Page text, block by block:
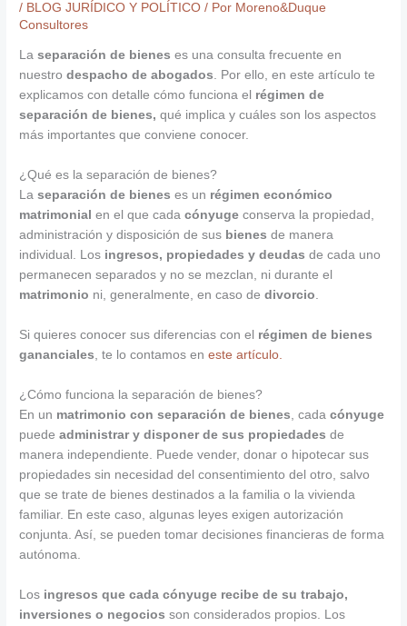
/ BLOG JURÍDICO Y POLÍTICO / Por Moreno&Duque
Consultores
La separación de bienes es una consulta frecuente en
nuestrodespacho de abogados. Por ello, en este artículo te
explicamos con detalle cómo funciona el régimen de
separación de bienes, qué implica y cuáles son los aspectos
más importantes que conviene conocer.
¿Qué es la separación de bienes?
La separación de bienes es un régimen económico
matrimonial en el que cadacónyuge conserva la propiedad,
administración y disposición de sus bienes de manera
individual. Los ingresos, propiedades y deudas de cada uno
permanecen separados y no se mezclan, ni durante el
matrimonio ni, generalmente, en caso dedivorcio.
Si quieres conocer sus diferencias con el régimen de bienes
gananciales, te lo contamos eneste artículo.
¿Cómo funciona la separación de bienes?
En un matrimonio con separación de bienes, cadacónyuge
puedeadministrar y disponer de sus propiedades de
manera independiente. Puede vender, donar o hipotecar sus
propiedades sin necesidad del consentimiento del otro, salvo
que se trate de bienes destinados a la familia o la vivienda
familiar. En este caso, algunas leyes exigen autorización
conjunta. Así, se pueden tomar decisiones financieras de forma
autónoma.
Los ingresos que cada cónyuge recibe de su trabajo,
inversiones o negocios son considerados propios. Los